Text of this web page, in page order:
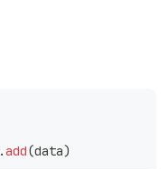
.add(data)